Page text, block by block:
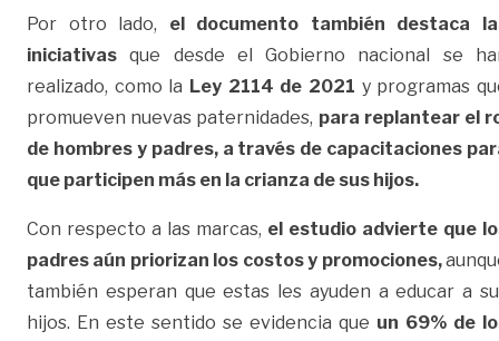
Por otro lado, el documento también destaca
iniciativas que desde el Gobierno nacional se
realizado, como la Ley 2114 de 2021 y programas
promueven nuevas paternidades, para replantear el
de hombres y padres, a través de capacitaciones
que participen más en la crianza de sus hijos.
Con respecto a las marcas, el estudio advierte que
padres aún priorizan los costos y promociones,
también esperan que estas les ayuden a educar a
hijos. En este sentido se evidencia que un 69% de